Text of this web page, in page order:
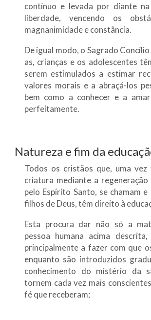
contínuo e levada por diante
liberdade, vencendo os
magnanimidade e constância.
De igual modo, o Sagrado
as, crianças e os adolescentes
serem estimulados a estimar
valores morais e a abraçá-los
bem como a conhecer e a
perfeitamente.
Natureza e fim da
Todos os cristãos que, uma
criatura mediante a regeneração
pelo Espírito Santo, se chamam
filhos de Deus, têm direito à
Esta procura dar não só a
pessoa humana acima
principalmente a fazer com que
enquanto são introduzidos
conhecimento do mistério da
tornem cada vez mais
fé que receberam;